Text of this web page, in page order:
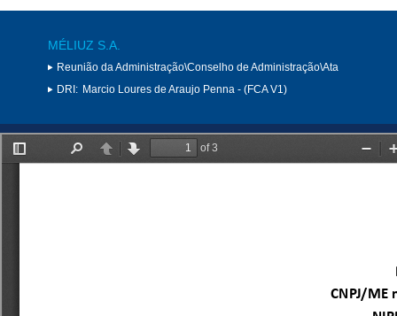
MÉLIUZ S.A.
Reunião da Administração\Conselho de Administração\Ata
DRI: Marcio Loures de Araujo Penna - (FCA V1)